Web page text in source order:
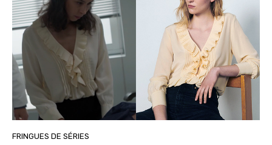
FRINGUES DE SÉRIES